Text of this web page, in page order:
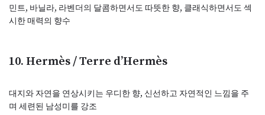
민트, 바닐라, 라벤더의 달콤하면서도 따뜻한 향, 클래식하면서도 섹
시한 매력의 향수
10. Hermès / Terre d’Hermès
대지와 자연을 연상시키는 우디한 향, 신선하고 자연적인 느낌을 주
며 세련된 남성미를 강조